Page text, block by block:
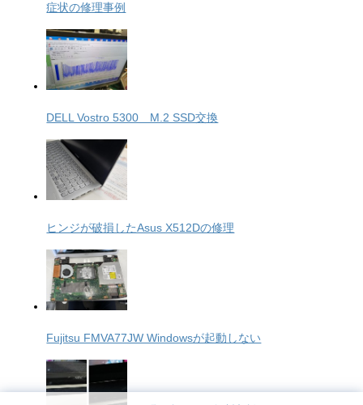
症状の修理事例
DELL Vostro 5300 M.2 SSD交換
ヒンジが破損したAsus X512Dの修理
Fujitsu FMVA77JW Windowsが起動しない